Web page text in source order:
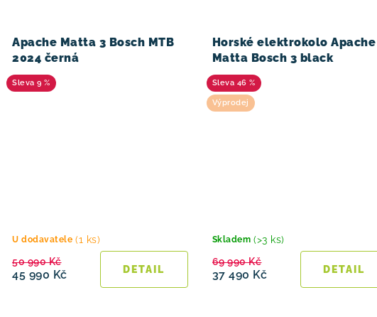
Apache Matta 3 Bosch MTB
2024 černá
9 %
U dodavatele (1 ks)
45 990 Kč
50 990 Kč
Horské elektrokolo Apache
Matta Bosch 3 black
46 %
Výprodej
Skladem (>3 ks)
37 490 Kč
69 990 Kč